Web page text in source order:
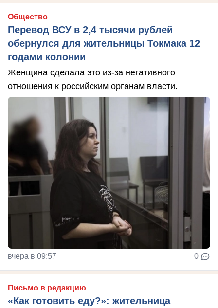
Общество
Перевод ВСУ в 2,4 тысячи рублей
обернулся для жительницы Токмака 12
годами колонии
Женщина сделала это из-за негативного
отношения к российским органам власти.
вчера в 09:57 0
Письмо в редакцию
«Как готовить еду?»: жительница